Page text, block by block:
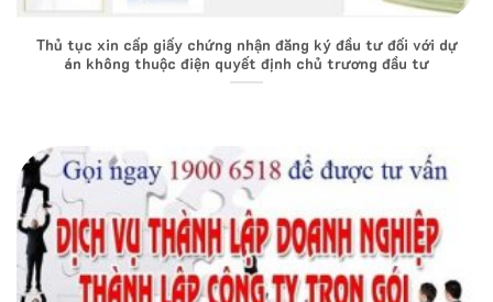
Thủ tục xin cấp giấy chứng nhận đăng ký đầu tư đối với dự
án không thuộc điện quyết định chủ trương đầu tư